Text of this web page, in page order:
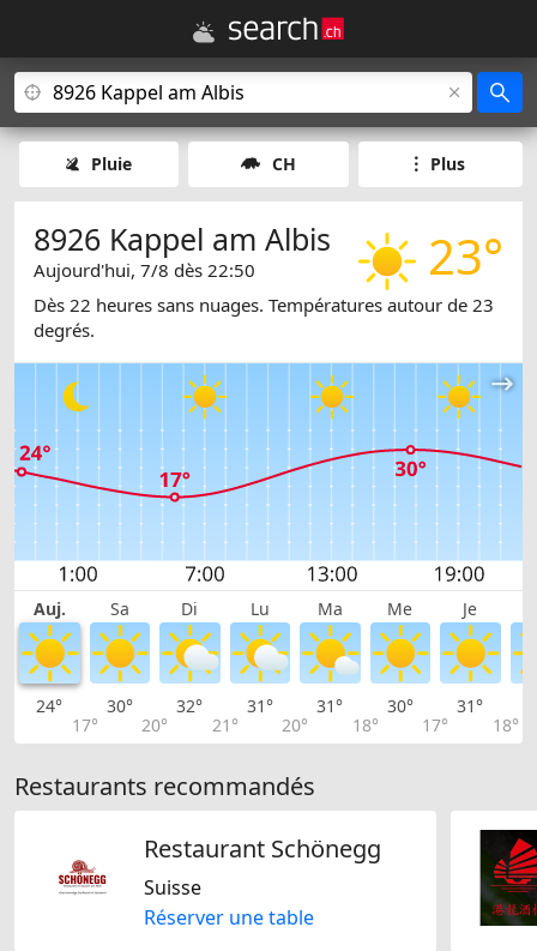
Pluie CH Plus
23°
8926 Kappel am Albis
Aujourd'hui, 7/8 dès 22:50
Dès 22 heures sans nuages. Températures autour de 23
degrés.
Auj. Sa Di Lu Ma Me Je
24°
17°
30°
20°
32°
21°
31°
20°
31°
18°
30°
17°
31°
18°
Restaurants recommandés
Restaurant Schönegg
Suisse
Réserver une table